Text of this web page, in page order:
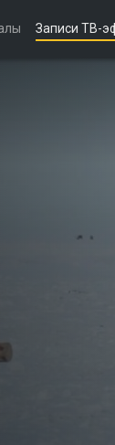
Записи ТВ-